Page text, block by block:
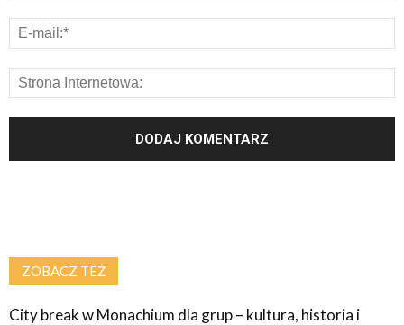
ZOBACZ TEŻ
City break w Monachium dla grup – kultura, historia i